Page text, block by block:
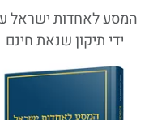
המסע לאחדות ישראל
ידי תיקון שנאת חינם